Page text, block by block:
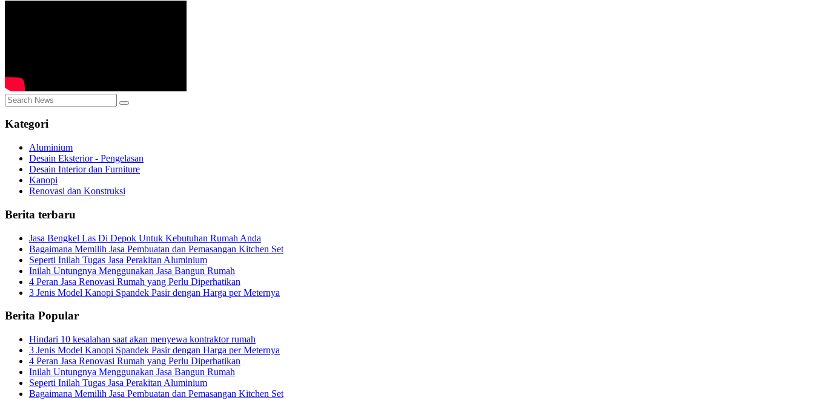
Kategori
Aluminium
Desain Eksterior - Pengelasan
Desain Interior dan Furniture
Kanopi
Renovasi dan Konstruksi
Berita terbaru
Jasa Bengkel Las Di Depok Untuk Kebutuhan Rumah Anda
Bagaimana Memilih Jasa Pembuatan dan Pemasangan Kitchen Set
Seperti Inilah Tugas Jasa Perakitan Aluminium
Inilah Untungnya Menggunakan Jasa Bangun Rumah
4 Peran Jasa Renovasi Rumah yang Perlu Diperhatikan
3 Jenis Model Kanopi Spandek Pasir dengan Harga per Meternya
Berita Popular
Hindari 10 kesalahan saat akan menyewa kontraktor rumah
3 Jenis Model Kanopi Spandek Pasir dengan Harga per Meternya
4 Peran Jasa Renovasi Rumah yang Perlu Diperhatikan
Inilah Untungnya Menggunakan Jasa Bangun Rumah
Seperti Inilah Tugas Jasa Perakitan Aluminium
Bagaimana Memilih Jasa Pembuatan dan Pemasangan Kitchen Set